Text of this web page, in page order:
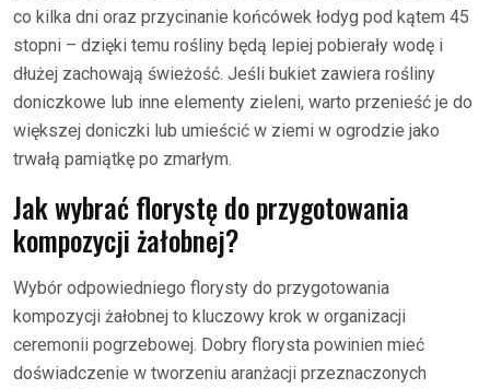
co kilka dni oraz przycinanie końcówek łodyg pod kątem 45
stopni – dzięki temu rośliny będą lepiej pobierały wodę i
dłużej zachowają świeżość. Jeśli bukiet zawiera rośliny
doniczkowe lub inne elementy zieleni, warto przenieść je do
większej doniczki lub umieścić w ziemi w ogrodzie jako
trwałą pamiątkę po zmarłym.
Jak wybrać florystę do przygotowania
kompozycji żałobnej?
Wybór odpowiedniego florysty do przygotowania
kompozycji żałobnej to kluczowy krok w organizacji
ceremonii pogrzebowej. Dobry florysta powinien mieć
doświadczenie w tworzeniu aranżacji przeznaczonych